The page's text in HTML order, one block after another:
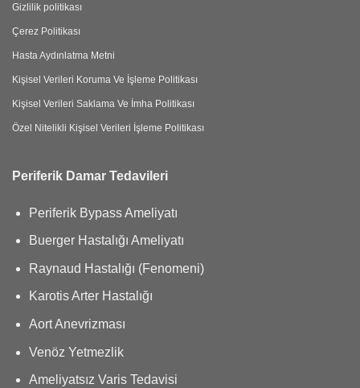
Gizlilik politikası
Çerez Politikası
Hasta Aydınlatma Metni
Kişisel Verileri Koruma Ve İşleme Politikası
Kişisel Verileri Saklama Ve İmha Politikası
Özel Nitelikli Kişisel Verileri İşleme Politikası
Periferik Damar Tedavileri
Periferik Bypass Ameliyatı
Buerger Hastalığı Ameliyatı
Raynaud Hastalığı (Fenomeni)
Karotis Arter Hastalığı
Aort Anevrizması
Venöz Yetmezlik
Ameliyatsız Varis Tedavisi